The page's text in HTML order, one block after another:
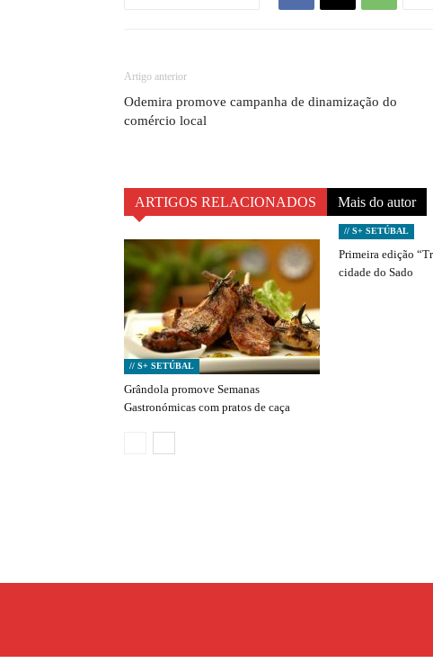
Artigo anterior
Odemira promove campanha de dinamização do
comércio local
ARTIGOS RELACIONADOS Mais do autor
// S+ SETÚBAL
Grândola promove Semanas
Gastronómicas com pratos de caça
// S+ SETÚBAL
Primeira edição
cidade do Sado